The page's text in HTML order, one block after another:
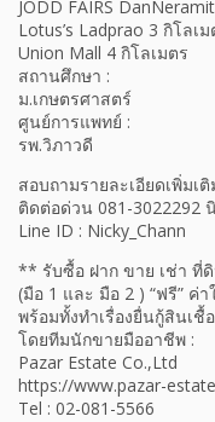
JODD FAIRS
Lotus’s Ladprao 3 กิโลเม
Union Mall 4 กิโลเมตร
สถานศึกษา :
ม.เกษตรศาสตร์
ศูนย์การแพทย์ :
รพ.วิภาวดี
สอบถามรายละเอียดเพิ่มเติ
ติดต่อด่วน 081-3022292
Line ID : Nicky_Chann
** รับซื้อ ฝาก ขาย เช่า ที่
(มือ 1 และ มือ 2 ) “ฟรี” ค่
พร้อมทั้งทำเรื่องยื่นกู้สินเ
โดยทีมนักขายมืออาชีพ :
Pazar Estate Co.,Ltd
https://www.pazar-
Tel : 02-081-5566